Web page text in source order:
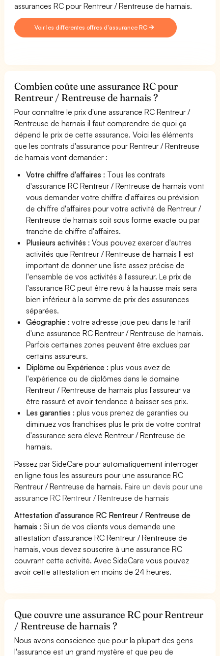
assurances RC pour Rentreur / Rentreuse de harnais.
Voir les différentes offres d'assurance RC
Combien coûte une assurance RC pour
Rentreur / Rentreuse de harnais ?
Pour connaître le prix d'une assurance RC Rentreur /
Rentreuse de harnais il faut comprendre de quoi ça
dépend le prix de cette assurance. Voici les éléments
que les contrats d'assurance pour Rentreur / Rentreuse
de harnais vont demander :
Votre chiffre d'affaires : Tous les contrats
d'assurance RC Rentreur / Rentreuse de harnais vont
vous demander votre chiffre d'affaires ou prévision
de chiffre d'affaires pour votre activité de Rentreur /
Rentreuse de harnais soit sous forme exacte ou par
tranche de chiffre d'affaires.
Plusieurs activités : Vous pouvez exercer d'autres
activités que Rentreur / Rentreuse de harnais Il est
important de donner une liste assez précise de
l'ensemble de vos activités à l'assureur. Le prix de
l'assurance RC peut être revu à la hausse mais sera
bien inférieur à la somme de prix des assurances
séparées.
Géographie :votre adresse joue peu dans le tarif
d'une assurance RC Rentreur / Rentreuse de harnais.
Parfois certaines zones peuvent être exclues par
certains assureurs.
Diplôme ou Expérience :plus vous avez de
l'expérience ou de diplômes dans le domaine
Rentreur / Rentreuse de harnais plus l'assureur va
être rassuré et avoir tendance à baisser ses prix.
Les garanties :plus vous prenez de garanties ou
diminuez vos franchises plus le prix de votre contrat
d'assurance sera élevé Rentreur / Rentreuse de
harnais.
Passez par SideCare pour automatiquement interroger
en ligne tous les assureurs pour une assurance RC
Rentreur / Rentreuse de harnais.Faire un devis pour une
assurance RC Rentreur / Rentreuse de harnais
Attestation d'assurance RC Rentreur / Rentreuse de
harnais : Si un de vos clients vous demande une
attestation d'assurance RC Rentreur / Rentreuse de
harnais, vous devez souscrire à une assurance RC
couvrant cette activité. Avec SideCare vous pouvez
avoir cette attestation en moins de 24 heures.
Que couvre une assurance RC pour Rentreur
/ Rentreuse de harnais ?
Nous avons conscience que pour la plupart des gens
l'assurance est un grand mystère et que peu de